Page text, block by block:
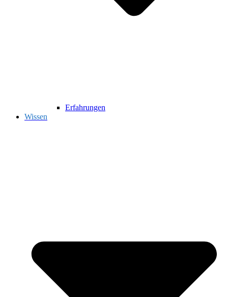
Erfahrungen
Wissen